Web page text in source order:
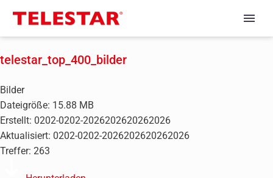
telestar_top_400_bilder
Bilder
Dateigröße: 15.88 MB
Erstellt: 0202-0202-2026202620262026
Aktualisiert: 0202-0202-2026202620262026
Treffer: 263